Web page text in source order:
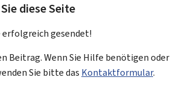
diese Seite
erfolgreichgesendet!
Beitrag. Wenn Sie Hilfe benötigen oder
Sie bitte das Kontaktformular.